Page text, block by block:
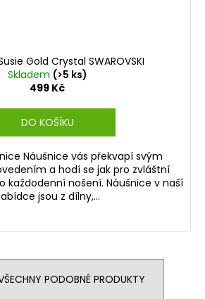
Gold Crystal SWAROVSKI
Skladem (>5 ks)
499 Kč
DO KOŠÍKU
Náušnice vás překvapí svým
a hodí se jak pro zvláštní
každodenní nošení. Náušnice v naší
jsou z dílny,...
PODOBNÉ PRODUKTY